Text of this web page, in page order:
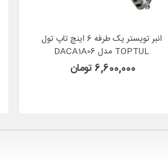
انبر تویستر یک طرفه 6 اینچ تاپ تول
TOPTUL مدل DACA1A06
6,600,000 تومان